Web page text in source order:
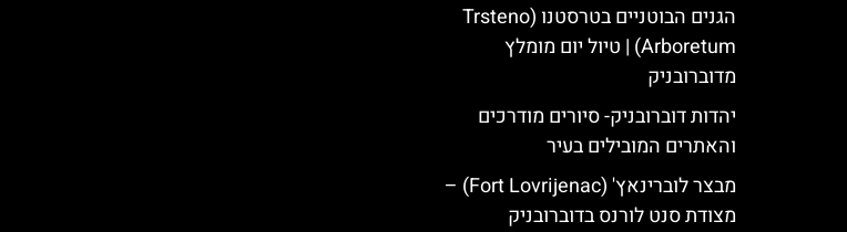
הגנים הבוטניים בטרסטנו (Trsteno
Arboretum) | טיול יום מומלץ
מדוברובניק
יהדות דוברובניק- סיורים מודרכים
והאתרים המובילים בעיר
מבצר לוברינאץ' (Fort Lovrijenac) –
מצודת סנט לורנס בדוברובניק